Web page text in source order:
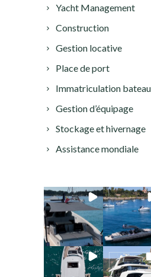
Yacht Management
Construction
Gestion locative
Place de port
Immatriculation bateau
Gestion d’équipage
Stockage et hivernage
Assistance mondiale